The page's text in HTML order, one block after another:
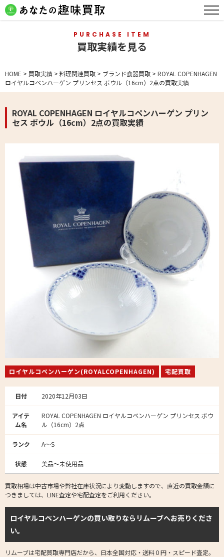
PURCHASE ITEM
買取実績を見る
HOME > 買取実績 > 料理関連買取 > ブランド食器買取 > ROYAL COPENHAGEN
ロイヤルコペンハーゲン プリンセス ボウル（16cm）2点の買取実績
ROYAL COPENHAGEN ロイヤルコペンハーゲン プリン
セス ボウル（16cm）2点の買取実績
ロイヤルコペンハーゲン(ROYALCOPENHAGEN) 宅配買取
日付 2020年12月03日
アイテ
ム名
ROYAL COPENHAGEN ロイヤルコペンハーゲン プリンセス ボウ
ル（16cm）2点
ランク A～S
状態 美品～未使用品
買取相場は中古市場や弊社在庫状況により変動しますので、直近の買取金額に
つきましては、LINE査定や宅配査定をご利用ください。
ロイヤルコペンハーゲンの買い取りならリムーブへお売りくださ
い。
リムーブは宅配買取専門店だから、日本全国対応・送料０円・スピード査定。